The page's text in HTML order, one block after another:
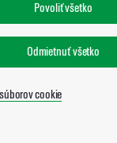
Povoliť všetko
Odmietnuť všetko
cookie